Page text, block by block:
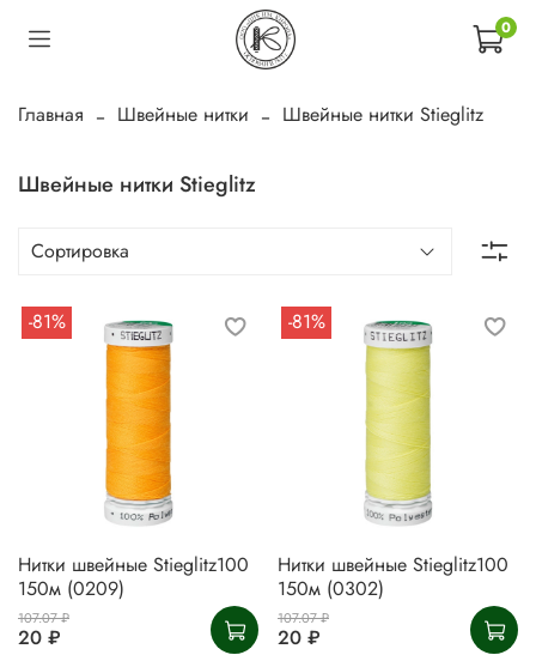
0
Главная Швейные нитки Швейные нитки Stieglitz
Швейные нитки Stieglitz
-81%
Нитки швейные Stieglitz100
150м (0209)
107.07 ₽
20 ₽
-81%
Нитки швейные Stieglitz100
150м (0302)
107.07 ₽
20 ₽